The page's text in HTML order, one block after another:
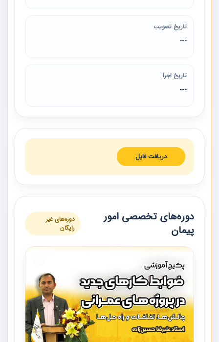
تاریخ تصویب
---
تاریخ اجرا
---
دریافت فایل
دوره‌های تخصصی امور
پیمان
دوره‌های غیر
رایگان